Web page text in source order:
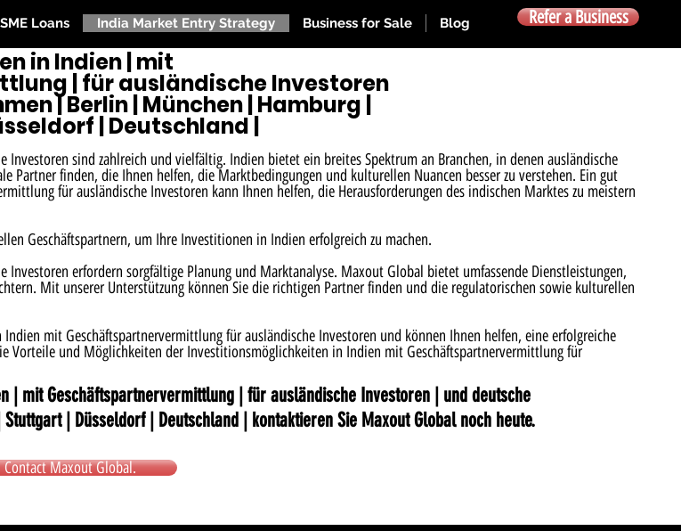
Loans India Market Entry Strategy Business for Sale Blog Refer a Business
in Indien | mit
| für ausländische Investoren
| Berlin | München | Hamburg |
| Deutschland |
sind zahlreich und vielfältig. Indien bietet ein breites Spektrum an Branchen, in denen ausländische
Partner finden, die Ihnen helfen, die Marktbedingungen und kulturellen Nuancen besser zu verstehen. Ein gut
für ausländische Investoren kann Ihnen helfen, die Herausforderungen des indischen Marktes zu meistern
Geschäftspartnern, um Ihre Investitionen in Indien erfolgreich zu machen.
erfordern sorgfältige Planung und Marktanalyse. Maxout Global bietet umfassende Dienstleistungen,
Mit unserer Unterstützung können Sie die richtigen Partner finden und die regulatorischen sowie kulturellen
mit Geschäftspartnervermittlung für ausländische Investoren und können Ihnen helfen, eine erfolgreiche
Vorteile und Möglichkeiten der Investitionsmöglichkeiten in Indien mit Geschäftspartnervermittlung für
| mit Geschäftspartnervermittlung | für ausländische Investoren | und deutsche
| Düsseldorf | Deutschland | kontaktieren Sie Maxout Global noch heute.
Contact Maxout Global.